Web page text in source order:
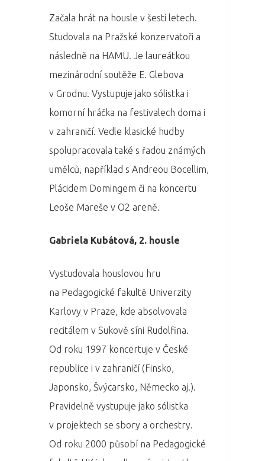
Začala hrát na housle v šesti letech.
Studovala na Pražské konzervatoři a
následně na HAMU. Je laureátkou
mezinárodní soutěže E. Glebova
v Grodnu. Vystupuje jako sólistka i
komorní hráčka na festivalech doma i
v zahraničí. Vedle klasické hudby
spolupracovala také s řadou známých
umělců, například s Andreou Bocellim,
Plácidem Domingem či na koncertu
Leoše Mareše v O2 areně.
Gabriela Kubátová, 2. housle
Vystudovala houslovou hru
na Pedagogické fakultě Univerzity
Karlovy v Praze, kde absolvovala
recitálem v Sukově síni Rudolfina.
Od roku 1997 koncertuje v České
republice i v zahraničí (Finsko,
Japonsko, Švýcarsko, Německo aj.).
Pravidelně vystupuje jako sólistka
v projektech se sbory a orchestry.
Od roku 2000 působí na Pedagogické
Domů